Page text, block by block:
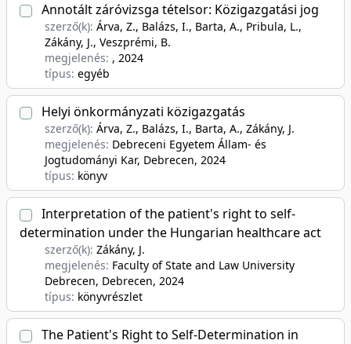
Annotált záróvizsga tételsor: Közigazgatási jog
szerző(k): Árva, Z., Balázs, I., Barta, A., Pribula, L.,
Zákány, J., Veszprémi, B.
megjelenés: , 2024
típus: egyéb
Helyi önkormányzati közigazgatás
szerző(k): Árva, Z., Balázs, I., Barta, A., Zákány, J.
megjelenés: Debreceni Egyetem Állam- és
Jogtudományi Kar, Debrecen, 2024
típus: könyv
Interpretation of the patient's right to self-
determination under the Hungarian healthcare act
szerző(k): Zákány, J.
megjelenés: Faculty of State and Law University
Debrecen, Debrecen, 2024
típus: könyvrészlet
The Patient's Right to Self-Determination in